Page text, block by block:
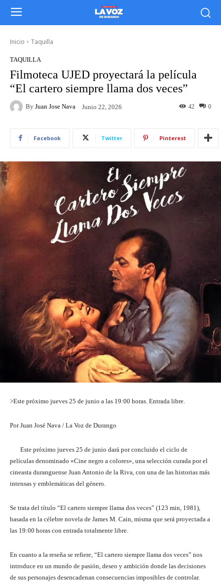
Inicio Taquilla
TAQUILLA
Filmoteca UJED proyectará la película
“El cartero siempre llama dos veces”
By Juan Jose Nava Junio 22, 2026 0
42
Facebook Twitter Pinterest
>Este próximo jueves 25 de junio a las 19:00 horas. Entrada libre.
Por Juan José Nava / La Voz de Durango
Este próximo jueves 25 de junio dará por concluido el ciclo de
películas denominado «Cine negro a colores», una selección curada por el
cineasta duranguense Juan Antonio de la Riva, con una de las historias más
intensas y emblemáticas del género.
Se trata del título “El cartero siempre llama dos veces” (123 min, 1981),
basada en la célebre novela de James M. Cain, misma que será proyectada a
las 19:00 horas con entrada totalmente libre.
En cuanto a la reseña se refiere, “El cartero siempre llama dos veces” nos
introduce en un mundo de pasión, deseo y ambición donde las decisiones
de sus personajes desencadenan consecuencias imposibles de controlar.